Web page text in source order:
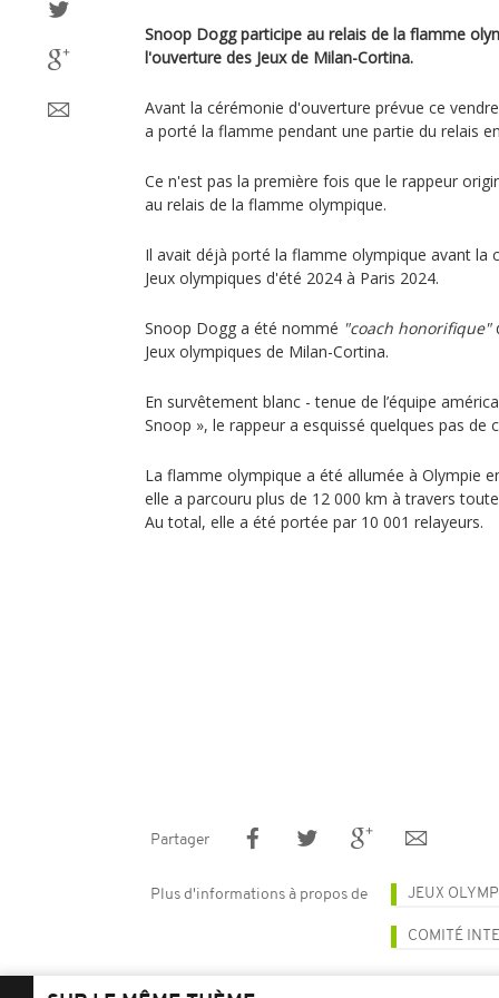
Snoop Dogg participe au relais de la flamme
l'ouverture des Jeux de Milan-Cortina.
Avant la cérémonie d'ouverture prévue ce
a porté la flamme pendant une partie du relais
Ce n'est pas la première fois que le rappeur
au relais de la flamme olympique.
Il avait déjà porté la flamme olympique avant la
Jeux olympiques d'été 2024 à Paris 2024.
Snoop Dogg a été nommé "coach honorifique"
Jeux olympiques de Milan-Cortina.
En survêtement blanc - tenue de l’équipe
Snoop », le rappeur a esquissé quelques pas de
La flamme olympique a été allumée à Olympie
elle a parcouru plus de 12 000 km à travers
Au total, elle a été portée par 10 001 relayeurs.
Partager
Plus d'informations à propos de JEUX
COMITÉ